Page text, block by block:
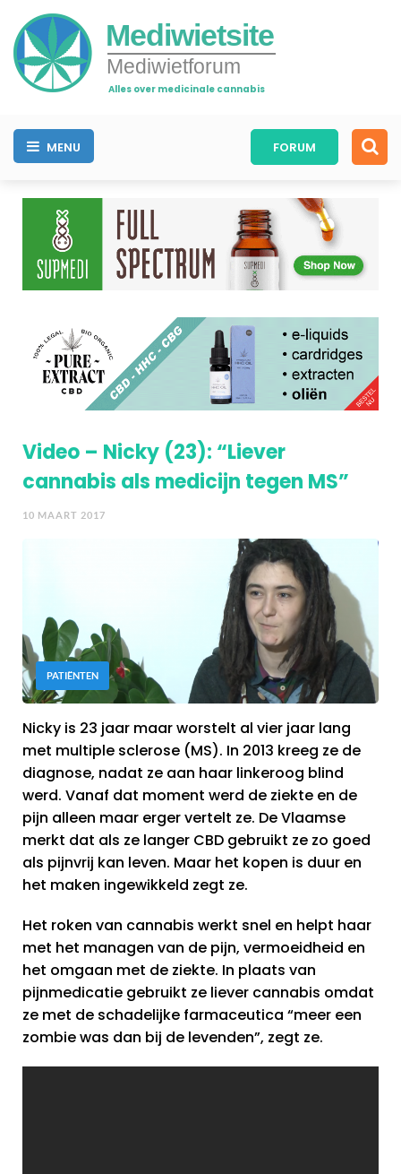
Mediwietsite
Mediwietforum
Alles over medicinale cannabis
MENU FORUM
Video – Nicky (23): “Liever
cannabis als medicijn tegen MS”
10 MAART 2017
PATIËNTEN
Nicky is 23 jaar maar worstelt al vier jaar lang
met multiple sclerose (MS). In 2013 kreeg ze de
diagnose, nadat ze aan haar linkeroog blind
werd. Vanaf dat moment werd de ziekte en de
pijn alleen maar erger vertelt ze. De Vlaamse
merkt dat als ze langer CBD gebruikt ze zo goed
als pijnvrij kan leven. Maar het kopen is duur en
het maken ingewikkeld zegt ze.
Het roken van cannabis werkt snel en helpt haar
met het managen van de pijn, vermoeidheid en
het omgaan met de ziekte. In plaats van
pijnmedicatie gebruikt ze liever cannabis omdat
ze met de schadelijke farmaceutica “meer een
zombie was dan bij de levenden”, zegt ze.